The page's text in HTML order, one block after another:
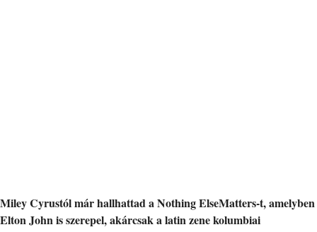
Miley Cyrustól már hallhattad a Nothing ElseMatters-t, amelyben
Elton John is szerepel, akárcsak a latin zene kolumbiai